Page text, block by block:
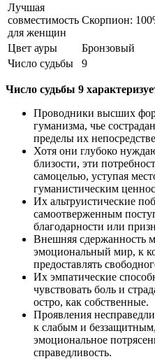
Лучшая
совместимость
для женщин
Скорпион:
Цвет ауры
Бронзовый
Число судьбы
9
Число судьбы 9
Проводники высших
гуманизма, чье
пределы их
Хотя они глубоко
близости, эти
самоцелью, уступая
гуманистическим
Их альтруистические
самоотверженным
благодарности или
Внешняя сдержанность
эмоциональный мир, к
предоставлять
Их эмпатические
чувствовать боль и
остро, как собственные.
Проявления
к слабым и
эмоциональное
справедливость.